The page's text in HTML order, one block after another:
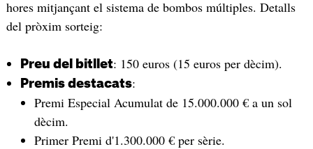
hores mitjançant el sistema de bombos múltiples. Detalls
del pròxim sorteig:
Preu del bitllet: 150 euros (15 euros per dècim).
Premis destacats:
Premi Especial Acumulat de 15.000.000 € a un sol
dècim.
Primer Premi d'1.300.000 € per sèrie.